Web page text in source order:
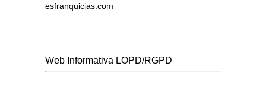
esfranquicias.com
Web Informativa LOPD/RGPD